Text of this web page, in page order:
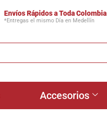
Envíos Rápidos a Toda Colombia
*Entregas el mismo Día en Medellín
Accesorios